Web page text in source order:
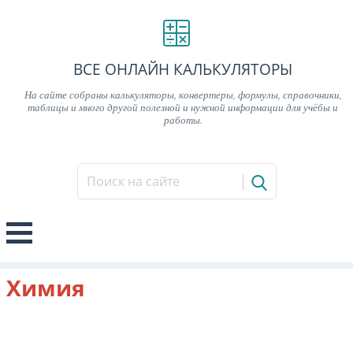
ВСЕ ОНЛАЙН КАЛЬКУЛЯТОРЫ
На сайте собраны калькуляторы, конвертеры, формулы, справочники,
таблицы и много другой полезной и нужной информации для учёбы и
работы.
Химия